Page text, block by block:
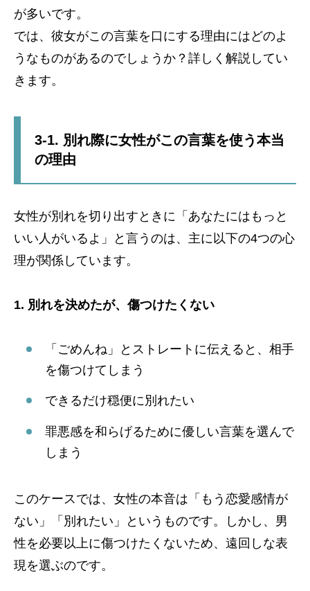
が多いです。
では、彼女がこの言葉を口にする理由にはどのよ
うなものがあるのでしょうか？詳しく解説してい
きます。
3-1. 別れ際に女性がこの言葉を使う本当
の理由
女性が別れを切り出すときに「あなたにはもっと
いい人がいるよ」と言うのは、主に以下の4つの心
理が関係しています。
1. 別れを決めたが、傷つけたくない
「ごめんね」とストレートに伝えると、相手
を傷つけてしまう
できるだけ穏便に別れたい
罪悪感を和らげるために優しい言葉を選んで
しまう
このケースでは、女性の本音は「もう恋愛感情が
ない」「別れたい」というものです。しかし、男
性を必要以上に傷つけたくないため、遠回しな表
現を選ぶのです。